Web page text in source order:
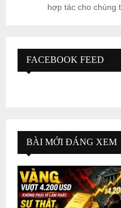
hợp tác cho chúng
FACEBOOK FEED
BÀI MỚI ĐÁNG XEM